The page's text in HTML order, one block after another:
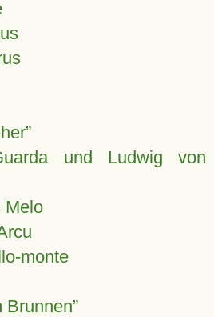
und Ludwig von
Melo
monte
Brunnen